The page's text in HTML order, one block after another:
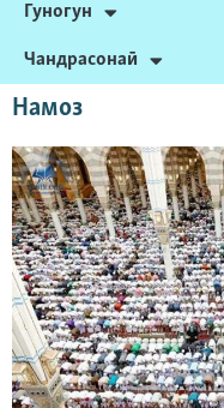
Гуногун
Чандрасонаӣ
Намоз